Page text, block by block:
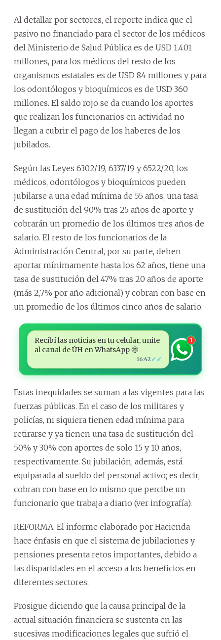
Al detallar por sectores, el reporte indica que el
pasivo no financiado para el sector de los médicos
del Ministerio de Salud Pública es de USD 1.401
millones, para los médicos del resto de los
organismos estatales es de USD 84 millones y para
los odontólogos y bioquímicos es de USD 360
millones. El saldo rojo se da cuando los aportes
que realizan los funcionarios en actividad no
llegan a cubrir el pago de los haberes de los
jubilados.
Según las Leyes 6302/19, 6337/19 y 6522/20, los
médicos, odontólogos y bioquímicos pueden
jubilarse a una edad mínima de 55 años, una tasa
de sustitución del 90% tras 25 años de aporte y
cobrarán un promedio de los últimos tres años de
salario. El resto de los funcionarios de la
Administración Central, por su parte, deben
aportar mínimamente hasta los 62 años, tiene una
tasa de sustitución del 47% tras 20 años de aporte
(más 2,7% por año adicional) y cobran con base en
un promedio de los últimos cinco años de salario.
Recibí las noticias en tu celular, unite
al canal de ÚH en WhatsApp 🤩
16:42 ✓✓
1
Estas inequidades se suman a las vigentes para las
fuerzas públicas. En el caso de los militares y
policías, ni siquiera tienen edad mínima para
retirarse y ya tienen una tasa de sustitución del
50% y 30% con aportes de solo 15 y 10 años,
respectivamente. Su jubilación, además, está
equiparada al sueldo del personal activo; es decir,
cobran con base en lo mismo que percibe un
funcionario que trabaja a diario (ver infografía).
REFORMA. El informe elaborado por Hacienda
hace énfasis en que el sistema de jubilaciones y
pensiones presenta retos importantes, debido a
las disparidades en el acceso a los beneficios en
diferentes sectores.
Prosigue diciendo que la causa principal de la
actual situación financiera se sustenta en las
sucesivas modificaciones legales que sufrió el